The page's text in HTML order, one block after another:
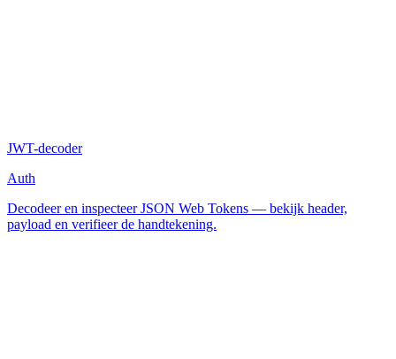
JWT-decoder
Auth
Decodeer en inspecteer JSON Web Tokens — bekijk header,
payload en verifieer de handtekening.